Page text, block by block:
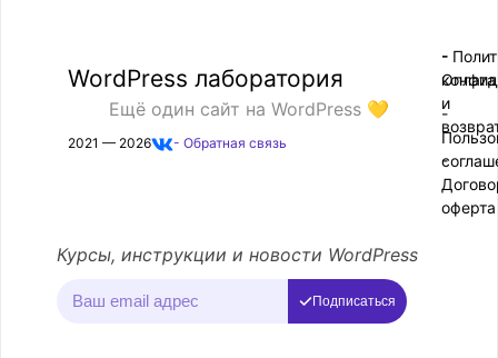
WordPress лаборатория
Ещё один сайт на WordPress 💛
2021 — 2026 - Обратная связь
-
-
-
Оплата
и
-
оферта
Курсы, инструкции и новости WordPress
Подписаться